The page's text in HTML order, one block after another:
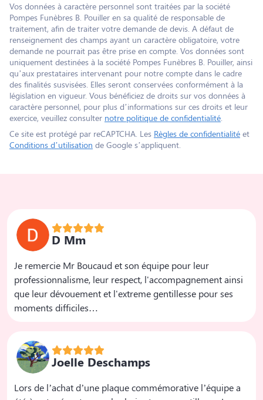
Vos données à caractère personnel sont traitées par la société
Pompes Funèbres B. Pouiller en sa qualité de responsable de
traitement, afin de traiter votre demande de devis. A défaut de
renseignement des champs ayant un caractère obligatoire, votre
demande ne pourrait pas être prise en compte. Vos données sont
uniquement destinées à la société Pompes Funèbres B. Pouiller, ainsi
qu’aux prestataires intervenant pour notre compte dans le cadre
des finalités susvisées. Elles seront conservées conformément à la
législation en vigueur. Vous bénéficiez de droits sur vos données à
caractère personnel, pour plus d’informations sur ces droits et leur
exercice, veuillez consulter notre politique de confidentialité.
Ce site est protégé par reCAPTCHA. Les Règles de confidentialité et
Conditions d’utilisation de Google s’appliquent.
D Mm
Je remercie Mr Boucaud et son équipe pour leur
professionnalisme, leur respect, l'accompagnement ainsi
que leur dévouement et l'extreme gentillesse pour ses
moments difficiles…
Joelle Deschamps
Lors de l’achat d’une plaque commémorative l’équipe a